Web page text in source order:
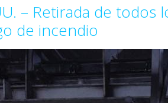
– Retirada de
de incendio